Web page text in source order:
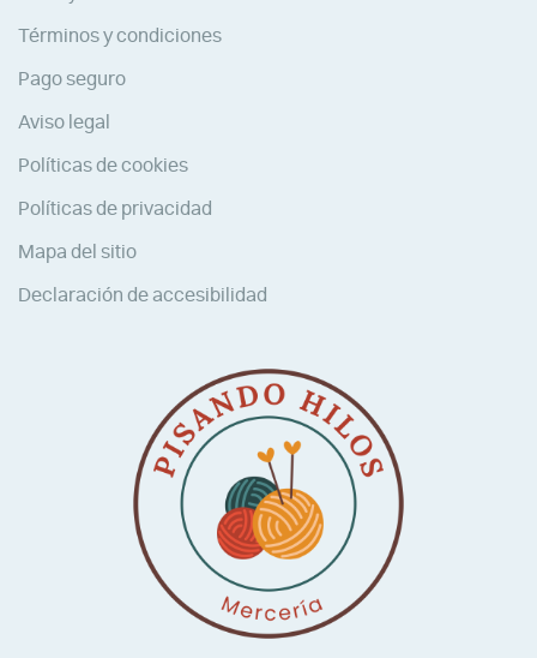
Términos y condiciones
Pago seguro
Aviso legal
Políticas de cookies
Políticas de privacidad
Mapa del sitio
Declaración de accesibilidad